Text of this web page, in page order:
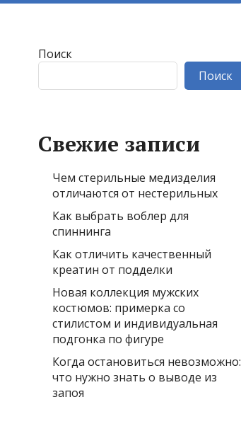
Поиск
Поиск
Свежие записи
Чем стерильные медизделия
отличаются от нестерильных
Как выбрать воблер для
спиннинга
Как отличить качественный
креатин от подделки
Новая коллекция мужских
костюмов: примерка со
стилистом и индивидуальная
подгонка по фигуре
Когда остановиться невозможно:
что нужно знать о выводе из
запоя